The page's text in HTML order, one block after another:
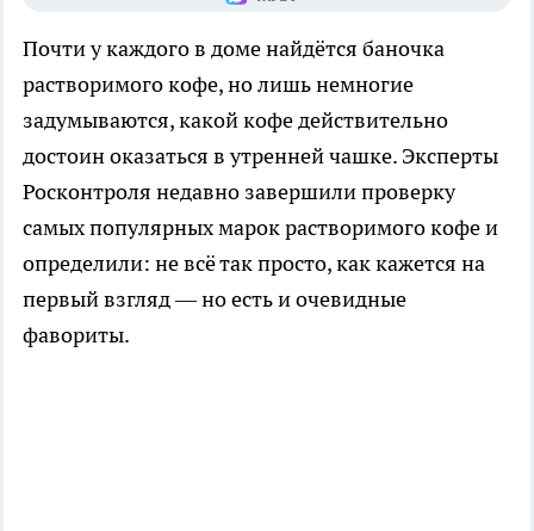
Почти у каждого в доме найдётся баночка
растворимого кофе, но лишь немногие
задумываются, какой кофе действительно
достоин оказаться в утренней чашке. Эксперты
Росконтроля недавно завершили проверку
самых популярных марок растворимого кофе и
определили: не всё так просто, как кажется на
первый взгляд — но есть и очевидные
фавориты.